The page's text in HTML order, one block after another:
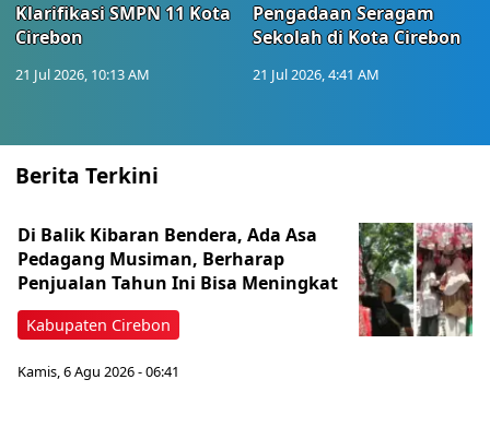
Klarifikasi SMPN 11 Kota
Cirebon
21 Jul 2026, 10:13 AM
Pengadaan Seragam
Sekolah di Kota Cirebon
21 Jul 2026, 4:41 AM
Berita Terkini
Kabupaten Cirebon
Di Balik Kibaran Bendera, Ada Asa
Pedagang Musiman, Berharap
Penjualan Tahun Ini Bisa Meningkat
Kamis, 6 Agu 2026 - 06:41